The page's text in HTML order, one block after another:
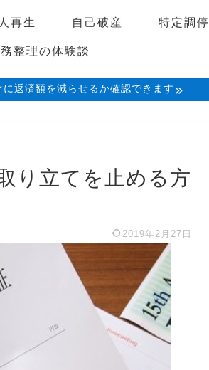
再生 自己破産 特定調停
整理の体験談
に返済額を減らせるか確認できます
り立てを止める方
2019年2月27日